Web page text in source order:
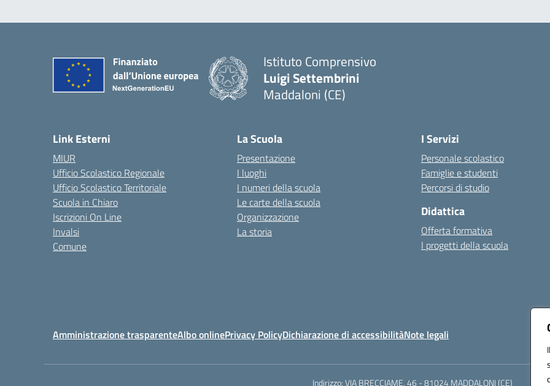
Istituto Comprensivo
Luigi Settembrini
Maddaloni (CE)
Link Esterni
MIUR
Ufficio Scolastico Regionale
Ufficio Scolastico Territoriale
Scuola in Chiaro
Iscrizioni On Line
Invalsi
Comune
La Scuola
Presentazione
I luoghi
I numeri della scuola
Le carte della scuola
Organizzazione
La storia
I Servizi
Personale scolastico
Famiglie e studenti
Percorsi di studio
Didattica
Offerta formativa
I progetti della scuola
Amministrazione trasparenteAlbo onlinePrivacy PolicyDichiarazione di accessibilitàNote legali
Indirizzo: VIA BRECCIAME, 46 - 81024 MADDALONI (CE)